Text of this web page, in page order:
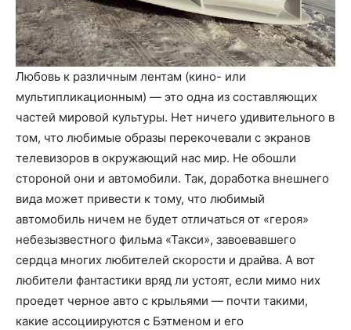
Любовь к различным лентам (кино- или
мультипликационным) — это одна из составляющих
частей мировой культуры. Нет ничего удивительного в
том, что любимые образы перекочевали с экранов
телевизоров в окружающий нас мир. Не обошли
стороной они и автомобили. Так, доработка внешнего
вида может привести к тому, что любимый
автомобиль ничем не будет отличаться от «героя»
небезызвестного фильма «Такси», завоевавшего
сердца многих любителей скорости и драйва. А вот
любители фантастики вряд ли устоят, если мимо них
проедет черное авто с крыльями — почти такими,
какие ассоциируются с Бэтменом и его